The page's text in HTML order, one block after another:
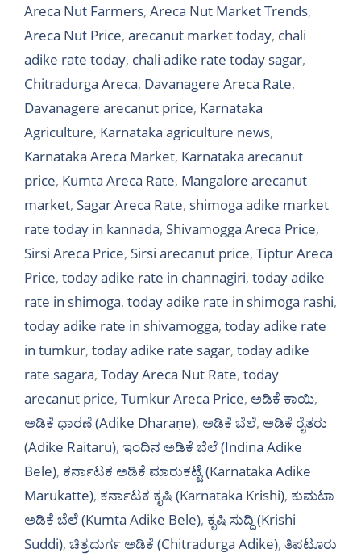
Areca Nut Farmers, Areca Nut Market Trends,
Areca Nut Price, arecanut market today, chali
adike rate today, chali adike rate today sagar,
Chitradurga Areca, Davanagere Areca Rate,
Davanagere arecanut price, Karnataka
Agriculture, Karnataka agriculture news,
Karnataka Areca Market, Karnataka arecanut
price, Kumta Areca Rate, Mangalore arecanut
market, Sagar Areca Rate, shimoga adike market
rate today in kannada, Shivamogga Areca Price,
Sirsi Areca Price, Sirsi arecanut price, Tiptur Areca
Price, today adike rate in channagiri, today adike
rate in shimoga, today adike rate in shimoga rashi,
today adike rate in shivamogga, today adike rate
in tumkur, today adike rate sagar, today adike
rate sagara, Today Areca Nut Rate, today
arecanut price, Tumkur Areca Price, ಅಡಿಕೆ ಕಾಯಿ,
ಅಡಿಕೆ ಧಾರಣೆ (Adike Dharaṇe), ಅಡಿಕೆ ಬೆಲೆ, ಅಡಿಕೆ ರೈತರು
(Adike Raitaru), ಇಂದಿನ ಅಡಿಕೆ ಬೆಲೆ (Indina Adike
Bele), ಕರ್ನಾಟಕ ಅಡಿಕೆ ಮಾರುಕಟ್ಟೆ (Karnataka Adike
Marukatte), ಕರ್ನಾಟಕ ಕೃಷಿ (Karnataka Krishi), ಕುಮಟಾ
ಅಡಿಕೆ ಬೆಲೆ (Kumta Adike Bele), ಕೃಷಿ ಸುದ್ದಿ (Krishi
Suddi), ಚಿತ್ರದುರ್ಗ ಅಡಿಕೆ (Chitradurga Adike), ತಿಪಟೂರು